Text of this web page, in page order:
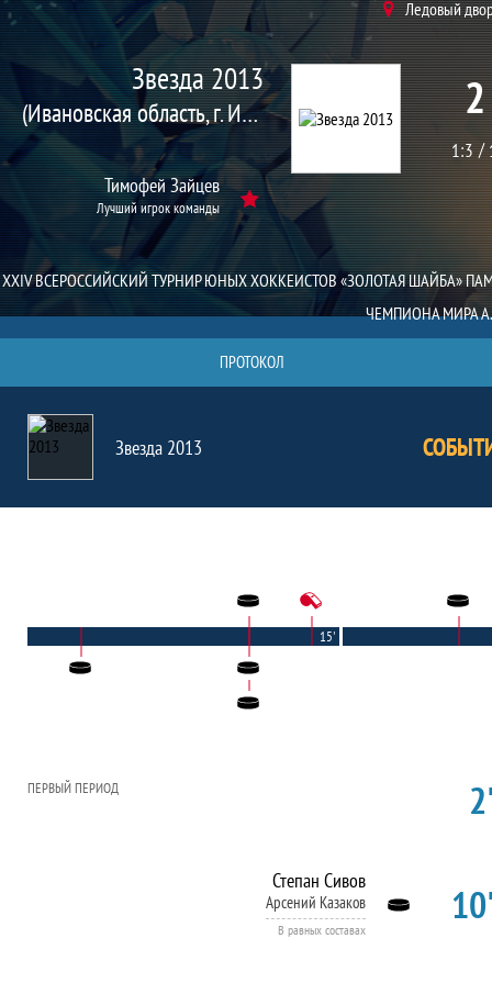
Ледовый
Звезда 2013
(Ивановская область, г. Иваново)
Тимофей Зайцев
Лучший игрок команды
1:3
XXIV ВСЕРОССИЙСКИЙ ТУРНИР ЮНЫХ ХОККЕИСТОВ «ЗОЛОТАЯ ШАЙБА»
ЧЕМПИОНА МИРА
ПРОТОКОЛ
Звезда 2013
15'
ПЕРВЫЙ ПЕРИОД
Степан Сивов
Арсений Казаков
В равных составах